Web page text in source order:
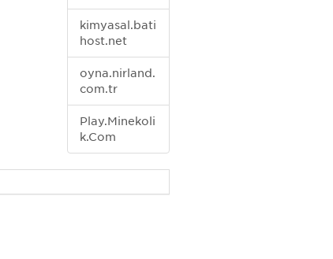
kimyasal.bati
host.net
oyna.nirland.
com.tr
Play.Minekoli
k.Com